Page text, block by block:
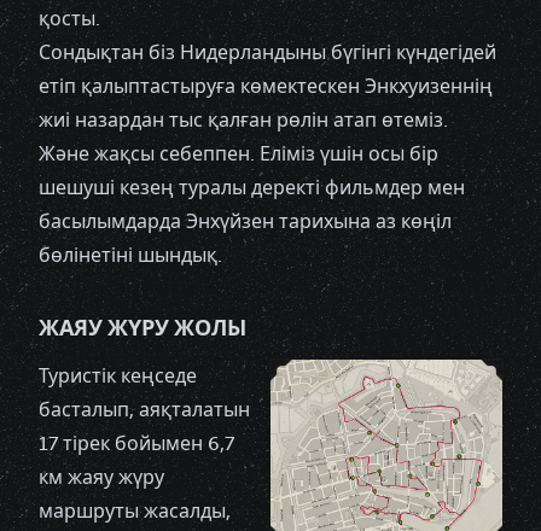
қосты.
Сондықтан біз Нидерландыны бүгінгі күндегідей
етіп қалыптастыруға көмектескен Энкхуизеннің
жиі назардан тыс қалған рөлін атап өтеміз.
Және жақсы себеппен. Еліміз үшін осы бір
шешуші кезең туралы деректі фильмдер мен
басылымдарда Энхүйзен тарихына аз көңіл
бөлінетіні шындық.
ЖАЯУ ЖҮРУ ЖОЛЫ
Туристік кеңседе
басталып, аяқталатын
17 тірек бойымен 6,7
км жаяу жүру
маршрутыжасалды,